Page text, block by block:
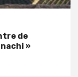
de
»